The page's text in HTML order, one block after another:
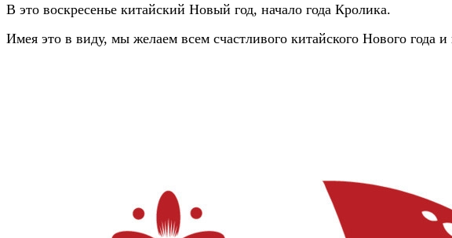
В это воскресенье китайский Новый год, начало года Кролика.
Имея это в виду, мы желаем всем счастливого китайского Нового года